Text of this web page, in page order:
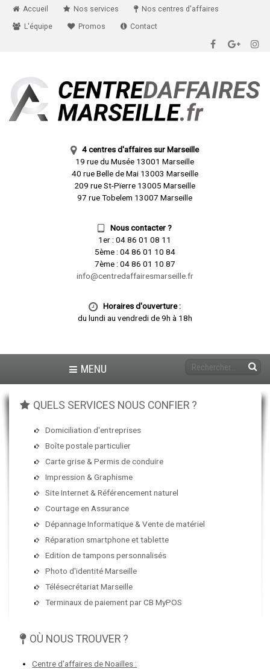
Accueil Nos services Nos centres d'affaires
L'équipe Promos Contact
4 centres d'affaires sur Marseille
19 rue du Musée 13001 Marseille
40 rue Belle de Mai 13003 Marseille
209 rue St-Pïerre 13005 Marseille
97 rue Tobelem 13007 Marseille
Nous contacter ?
1er :04 86 01 08 11
5ème : 04 86 01 10 84
7ème : 04 86 01 10 87
info@centredaffairesmarseille.fr
Horaires d'ouverture :
du lundi au vendredi de 9h à 18h
MENU
QUELS SERVICES NOUS CONFIER ?
Domiciliation d'entreprises
Boîte postale particulier
Carte grise & Permis de conduire
Impression & Graphisme
Site Internet & Référencement naturel
Courtage en Assurance
Dépannage Informatique & Vente de matériel
Réparation smartphone et tablette
Edition de tampons personnalisés
Photo d'identité Marseille
Télésecrétariat Marseille
Terminaux de paiement par CB MyPOS
OÙ NOUS TROUVER ?
Centre d'affaires de Noailles :